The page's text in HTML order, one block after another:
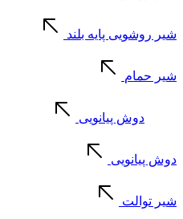
شیر روشویی پایه بلند
شیر حمام
دوش پیانویی
دوش پیانویی
شیر توالت